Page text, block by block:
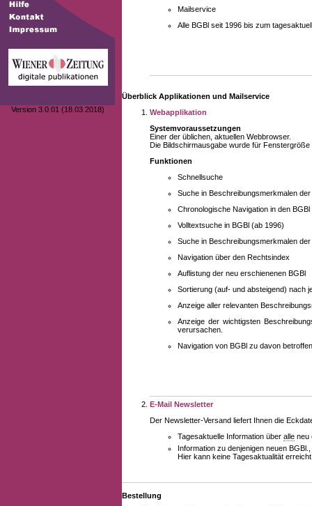
Version 3.0.01 (18.03.2018)
Mailservice
Alle BGBl seit 1996 bis zum
Überblick Applikationen und Mailservice
Webapplikation
Systemvoraussetzungen
Einer der üblichen, aktuellen Webbrowser.
Die Bildschirmausgabe wurde für
Funktionen
Schnellsuche
Suche in Beschreibungsmerkmalen
Chronologische Navigation in den BGBl
Volltextsuche in BGBl (ab 1996)
Suche in Beschreibungsmerkmalen
Navigation über den Rechtsindex
Auflistung der neu erschienenen BGBl
Sortierung (auf- und absteigend) nach
Anzeige aller relevanten
Anzeige der wichtigsten
verursachen.
Navigation von BGBl zu davon
E-Mail Newsletter
Der Newsletter-Versand liefert Ihnen die
Tagesaktuelle Information über alle neu
Information zu denjenigen neuen
Hier kann keine Tagesaktualität
Bestellung